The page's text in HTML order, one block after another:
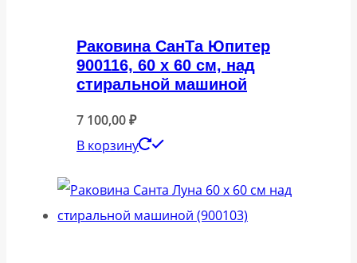
Раковина СанТа Юпитер
900116, 60 x 60 см, над
стиральной машиной
7 100,00₽
В корзину